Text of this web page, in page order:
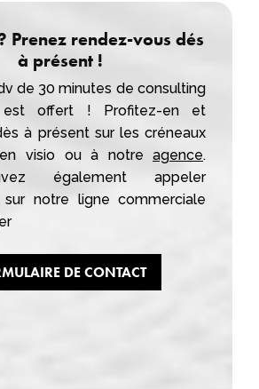
Prenez rendez-vous dés
à présent !
de 30 minutes de consulting
est offert ! Profitez-en et
à présent sur les créneaux
en visio ou à notreagence.
également appeler
notre ligne commerciale
DE CONTACT